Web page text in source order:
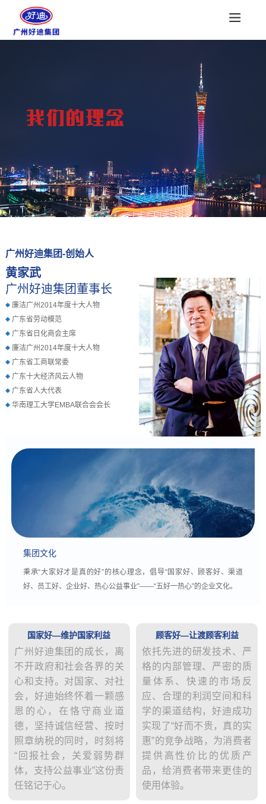
广州好迪集团-创始人
黄家武
广州好迪集团董事长
廉洁广州2014年度十大人物
广东省劳动模范
广东省日化商会主席
廉洁广州2014年度十大人物
广东省工商联常委
广东十大经济风云人物
广东省人大代表
华南理工大学EMBA联合会会长
集团文化
秉承“大家好才是真的好”的核心理念，倡导“国家好、顾客好、渠道
好、员工好、企业好、热心公益事业”——“五好一热心”的企业文化。
国家好—维护国家利益
广州好迪集团的成长，离
不开政府和社会各界的关
心和支持。对国家、对社
会，好迪始终怀着一颗感
恩的心，在恪守商业道
德，坚持诚信经营、按时
照章纳税的同时，时刻将
“回报社会，关爱弱势群
体，支持公益事业”这份责
任铭记于心。
顾客好—让渡顾客利益
依托先进的研发技术、严
格的内部管理、严密的质
量体系、快速的市场反
应、合理的利润空间和科
学的渠道结构，好迪成功
实现了“好而不贵，真的实
惠”的竞争战略，为消费者
提供高性价比的优质产
品，给消费者带来更佳的
使用体验。